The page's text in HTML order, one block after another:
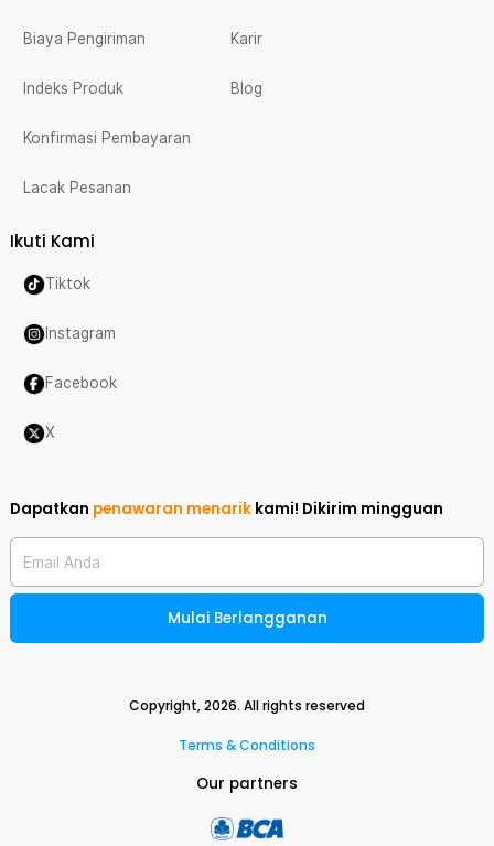
Biaya Pengiriman
Indeks Produk
Konfirmasi Pembayaran
Lacak Pesanan
Karir
Blog
Ikuti Kami
Tiktok
Instagram
Facebook
X
Dapatkan penawaran menarik kami! Dikirim mingguan
Email Anda
Mulai Berlangganan
Copyright,2026. All rights reserved
Terms & Conditions
Our partners